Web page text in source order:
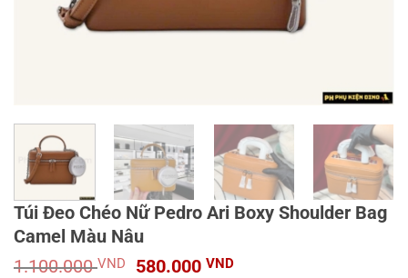
Túi Đeo Chéo Nữ Pedro Ari Boxy Shoulder Bag
Camel Màu Nâu
1.100.000VND
Giá
580.000 VNDGiá